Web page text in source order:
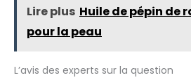
Lire plus Huile de pépin de
pour la peau
L’avis des experts sur la question